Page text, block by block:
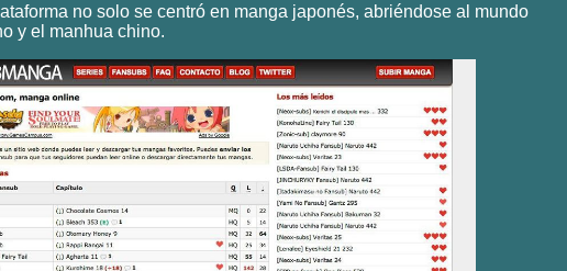
no solo se centró en manga japonés, abriéndose al mundo
y el manhua chino.